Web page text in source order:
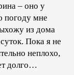
– оно у
погоду мне
из дома
Пока я не
неплохо,
долго…